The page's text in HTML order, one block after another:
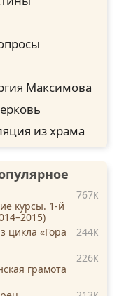
Максимова
из храма
курсы. 1-й
767K
цикла «Гора
244K
грамота
226K